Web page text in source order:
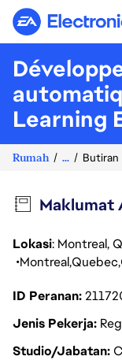
Learning
Rumah ... Butiran
Maklumat
Lokasi: Montreal,
MontrealQuebec
ID Peranan
Jenis Pekerja
Studio/Jabatan